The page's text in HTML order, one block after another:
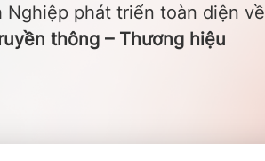
phát triển toàn diện về
thông – Thương hiệu